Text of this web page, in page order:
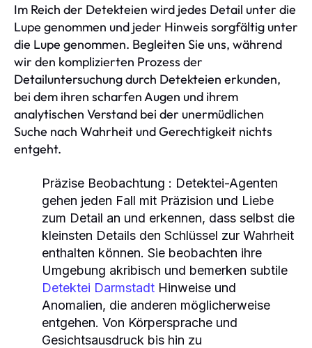
Im Reich der Detekteien wird jedes Detail unter die
Lupe genommen und jeder Hinweis sorgfältig unter
die Lupe genommen. Begleiten Sie uns, während
wir den komplizierten Prozess der
Detailuntersuchung durch Detekteien erkunden,
bei dem ihren scharfen Augen und ihrem
analytischen Verstand bei der unermüdlichen
Suche nach Wahrheit und Gerechtigkeit nichts
entgeht.
Präzise Beobachtung : Detektei-Agenten
gehen jeden Fall mit Präzision und Liebe
zum Detail an und erkennen, dass selbst die
kleinsten Details den Schlüssel zur Wahrheit
enthalten können. Sie beobachten ihre
Umgebung akribisch und bemerken subtile
Detektei Darmstadt Hinweise und
Anomalien, die anderen möglicherweise
entgehen. Von Körpersprache und
Gesichtsausdruck bis hin zu